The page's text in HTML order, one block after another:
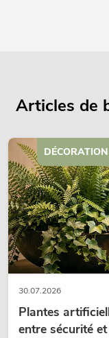
Articles de
30.07.2026
Plantes
entre sécurité
DÉCORATION